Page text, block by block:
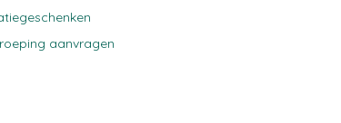
aanvragen